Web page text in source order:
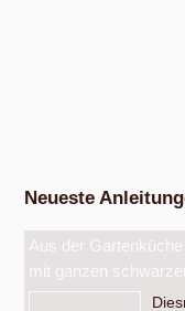
Neueste
Aus der
mit ganzen